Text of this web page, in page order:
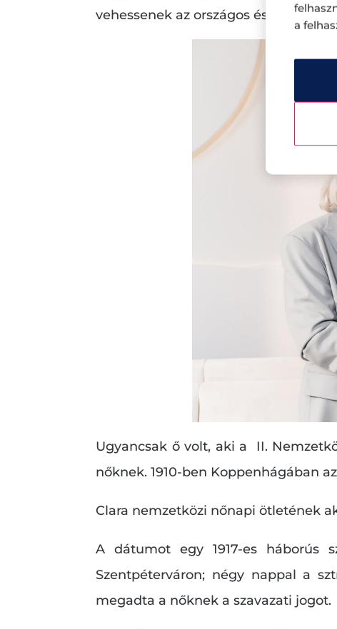
vehessenek az országos és
Ugyancsak ő volt, aki a II.
nőknek. 1910-ben Koppenhágában
Clara nemzetközi nőnapi ötletének
A dátumot egy 1917-es háborús
Szentpéterváron; négy nappal a
megadta a nőknek a szavazati jogot.
a